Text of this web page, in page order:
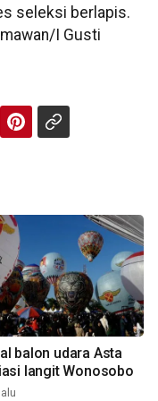
seleksi berlapis.
I Gusti
balon udara Asta
langit Wonosobo